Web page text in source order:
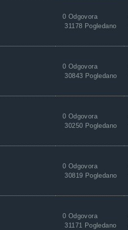
0 Odgovora
31178 Pogledano
0 Odgovora
30843 Pogledano
0 Odgovora
30250 Pogledano
0 Odgovora
30819 Pogledano
0 Odgovora
31171 Pogledano